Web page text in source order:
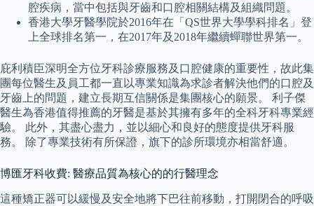
腔疾病，當中包括與牙齒和口腔相關結構及組織問題。
香港大學牙醫學院於2016年在「QS世界大學學科排名」登
上全球排名第一，在2017年及2018年繼續蟬聯世界第一。
庇利積臣深明全方位牙科診療服務及口腔健康的重要性，故此集
團每位醫生及員工都一直以專業知識為求診者解決他們的口腔及
牙齒上的問題，建立長期互信關係是集團核心的願景。 利子傑
醫生為香港值得推薦的牙醫是基於其擁有多年的全科牙科專業經
驗。 此外，其盡心盡力，並以細心和良好的態度提供牙科服
務。 除了專業技術有所保證，旗下的診所環境亦相當舒適。
博匯牙科收費: 醫療品質為核心的的行醫理念
這種矯正器可以緩慢及安全地將下巴往前移動，打開閉合的呼吸